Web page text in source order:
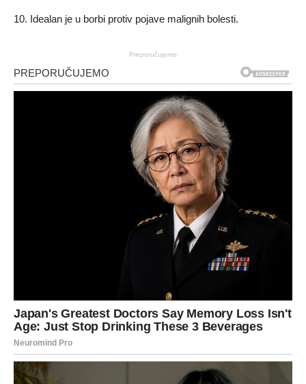
10. Idealan je u borbi protiv pojave malignih bolesti.
Preporučujemo